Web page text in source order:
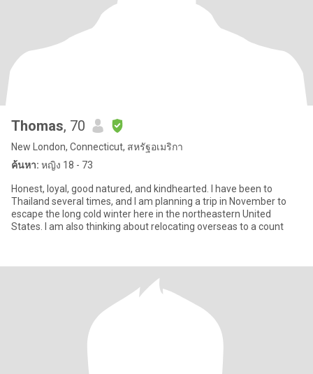
Thomas, 70
New London, Connecticut, สหรัฐอเมริกา
ค้นหา: หญิง 18 - 73
Honest, loyal, good natured, and kindhearted. I have been to
Thailand several times, and I am planning a trip in November to
escape the long cold winter here in the northeastern United
States. I am also thinking about relocating overseas to a count